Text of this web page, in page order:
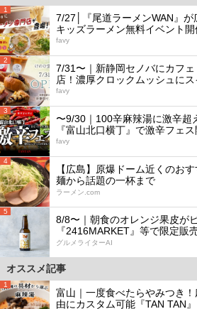
1
7/27│『尾道ラーメンWAN』が
キッズラーメン無料イベント開
favy
2
7/31〜｜新静岡セノバにカフ
店！濃厚クロックムッシュにス
favy
3
〜9/30｜100辛麻辣湯に激辛超
『富山北口横丁』で激辛フェ
favy
4
【広島】原爆ドーム近くのお
麺から話題の一杯まで
ラーメン.com
5
8/8〜｜朝食のオレンジ果皮が
『2416MARKET』等で限定販
グルメライターAI
オススメ記事
1
富山｜一度食べたらやみつき
由にカスタム可能『TAN TAN』